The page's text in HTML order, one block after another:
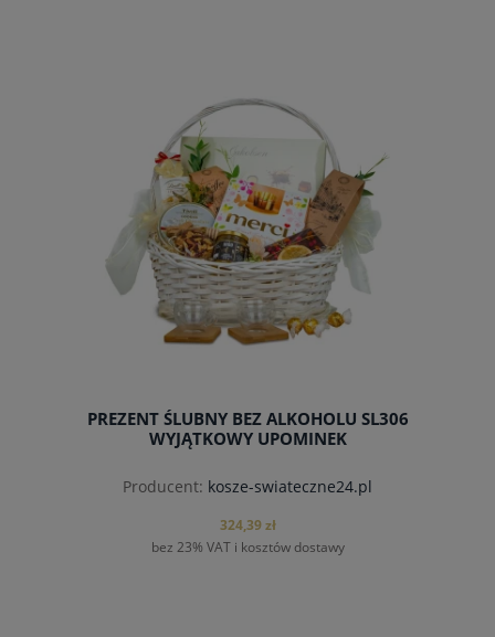
PREZENT ŚLUBNY BEZ ALKOHOLU SL306
WYJĄTKOWY UPOMINEK
Producent: kosze-swiateczne24.pl
324,39 zł
bez 23% VAT i kosztów dostawy